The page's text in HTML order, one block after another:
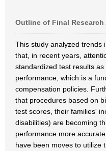
Outline of Final Research
This study analyzed trends
that, in recent years,
standardized test results
performance, which is a
compensation policies.
that procedures based on
test scores, their families'
disabilities) are becoming
performance more
have been moves to utilize